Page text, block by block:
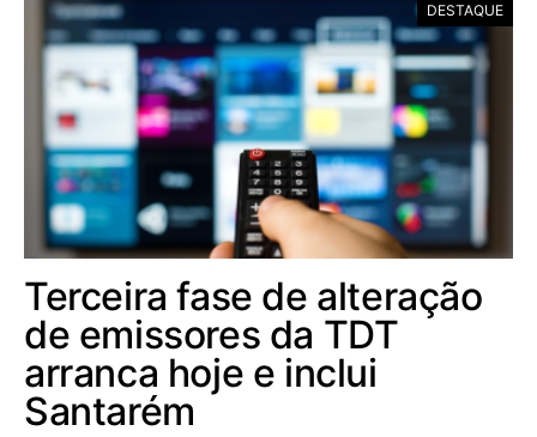
DESTAQUE
Terceira fase de alteração
de emissores da TDT
arranca hoje e inclui
Santarém